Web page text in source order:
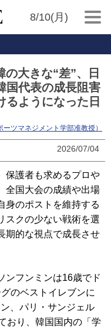
8/10(月)
大きな“差”、日
国代表の成長阻害
るようになった日
ツマネジメント学部准教授）
2026/07/04
保護者も求めるプロや
全国大会の成績や出場
身のポストを維持する
スクの少ない戦術を選
期的な視点で成長させ
フンミンは16歳でド
のベストイレブンに
、パリ・サンジェル
おり、韓国国内の「学